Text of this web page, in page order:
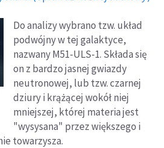
Do analizy wybrano tzw. układ
podwójny w tej galaktyce,
nazwany M51-ULS-1. Składa się
on z bardzo jasnej gwiazdy
neutronowej, lub tzw. czarnej
dziury i krążącej wokół niej
mniejszej, której materia jest
"wysysana" przez większego i
towarzysza.